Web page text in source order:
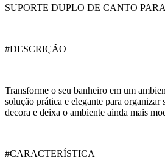
SUPORTE DUPLO DE CANTO
#DESCRIÇÃO
Transforme o seu banheiro em um
solução prática e elegante para
decora e deixa o ambiente ainda mais
#CARACTERÍSTICA